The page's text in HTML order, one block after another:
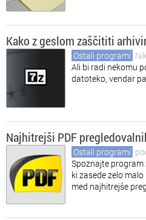
Kako z geslom zaščititi
Ostali programi
Ali bi radi nekomu
datoteko, vendar
Najhitrejši PDF
Ostali programi
Spoznajte program
ki zasede zelo
med najhitrejše